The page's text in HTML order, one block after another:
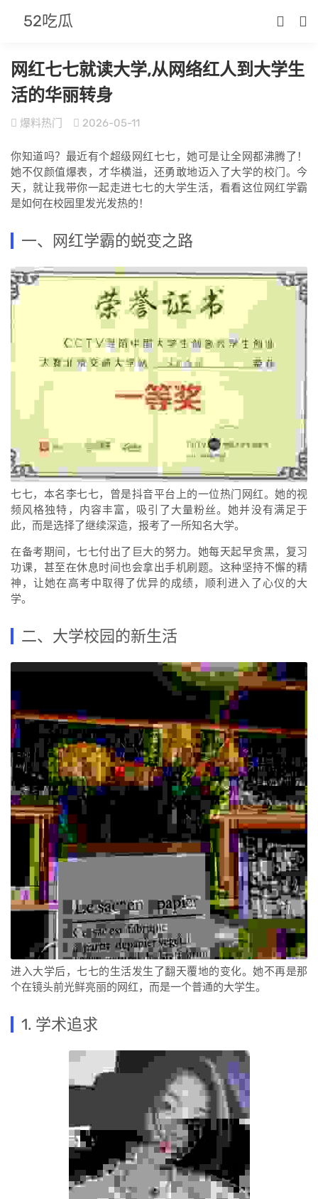
52吃瓜
网红七七就读大学,从网络红人到大学生
活的华丽转身
爆料热门 2026-05-11
你知道吗？最近有个超级网红七七，她可是让全网都沸腾了！
她不仅颜值爆表，才华横溢，还勇敢地迈入了大学的校门。今
天，就让我带你一起走进七七的大学生活，看看这位网红学霸
是如何在校园里发光发热的！
一、网红学霸的蜕变之路
七七，本名李七七，曾是抖音平台上的一位热门网红。她的视
频风格独特，内容丰富，吸引了大量粉丝。她并没有满足于
此，而是选择了继续深造，报考了一所知名大学。
在备考期间，七七付出了巨大的努力。她每天起早贪黑，复习
功课，甚至在休息时间也会拿出手机刷题。这种坚持不懈的精
神，让她在高考中取得了优异的成绩，顺利进入了心仪的大
学。
二、大学校园的新生活
进入大学后，七七的生活发生了翻天覆地的变化。她不再是那
个在镜头前光鲜亮丽的网红，而是一个普通的大学生。
1. 学术追求